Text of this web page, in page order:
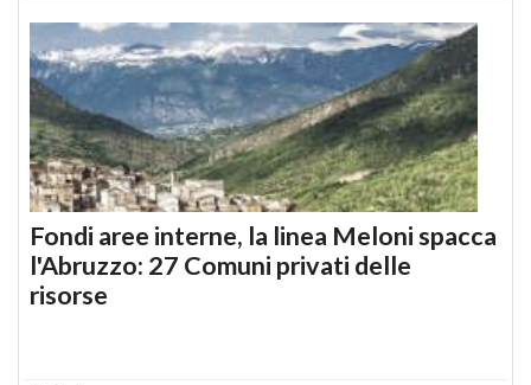
Fondi aree interne, la linea Meloni spacca
l'Abruzzo: 27 Comuni privati delle
risorse